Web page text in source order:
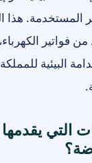
المستخدمة. هذا
فواتير
البيئية
التي